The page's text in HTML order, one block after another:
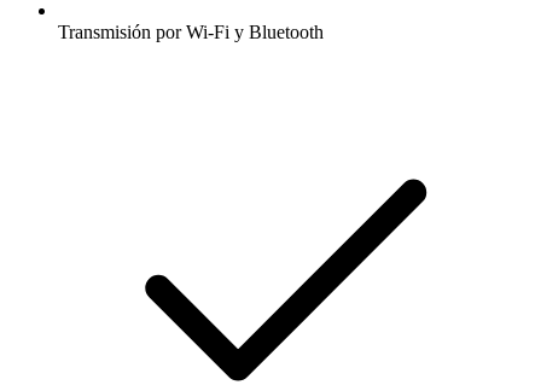
Transmisión por Wi-Fi y Bluetooth